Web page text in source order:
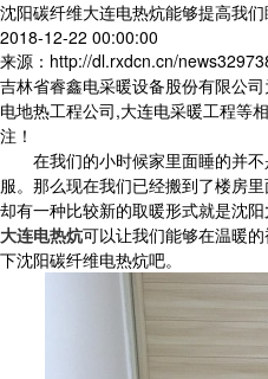
沈阳碳纤维大连电热炕能够提高我
2018-12-22 00:00:00
来源：http://dl.rxdcn.cn/
吉林省睿鑫电采暖设备股份有限公
电地热工程公司,大连电采暖工程等
注！
在我们的小时候家里面睡的并
服。那么现在我们已经搬到了楼房
却有一种比较新的取暖形式就是沈阳
大连电热炕可以让我们能够在温暖
下沈阳碳纤维电热炕吧。